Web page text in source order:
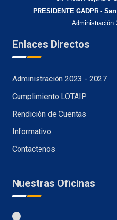
PRESIDENTE GADPR -
Administración
Enlaces Directos
Administración 2023 - 2027
Cumplimiento LOTAIP
Rendición de Cuentas
Informativo
Contactenos
Nuestras Oficinas